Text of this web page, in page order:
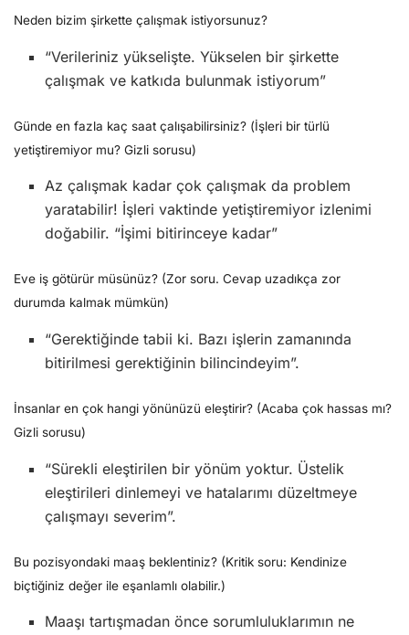
Neden bizim şirkette çalışmak istiyorsunuz?
“Verileriniz yükselişte. Yükselen bir şirkette
çalışmak ve katkıda bulunmak istiyorum”
Günde en fazla kaç saat çalışabilirsiniz? (İşleri bir türlü
yetiştiremiyor mu? Gizli sorusu)
Az çalışmak kadar çok çalışmak da problem
yaratabilir! İşleri vaktinde yetiştiremiyor izlenimi
doğabilir. “İşimi bitirinceye kadar”
Eve iş götürür müsünüz? (Zor soru. Cevap uzadıkça zor
durumda kalmak mümkün)
“Gerektiğinde tabii ki. Bazı işlerin zamanında
bitirilmesi gerektiğinin bilincindeyim”.
İnsanlar en çok hangi yönünüzü eleştirir? (Acaba çok hassas mı?
Gizli sorusu)
“Sürekli eleştirilen bir yönüm yoktur. Üstelik
eleştirileri dinlemeyi ve hatalarımı düzeltmeye
çalışmayı severim”.
Bu pozisyondaki maaş beklentiniz? (Kritik soru: Kendinize
biçtiğiniz değer ile eşanlamlı olabilir.)
Maaşı tartışmadan önce sorumluluklarımın ne